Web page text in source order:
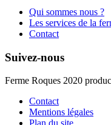
Qui sommes nous ?
Les services de la
Contact
Suivez-nous
Ferme Roques 2020
Contact
Mentions légales